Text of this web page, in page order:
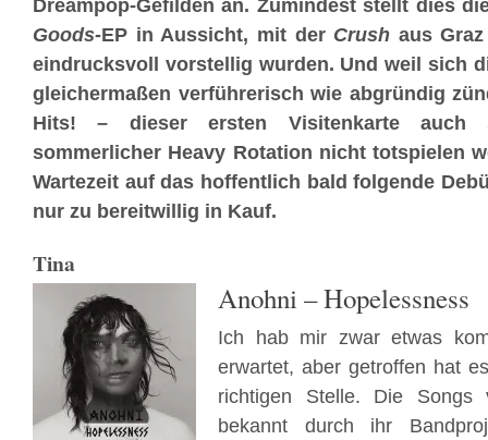
Dreampop-Gefilden an. Zumindest stellt dies
Goods-EP in Aussicht, mit der Crush aus
eindrucksvoll vorstellig wurden. Und weil sich
gleichermaßen verführerisch wie abgründig
Hits! – dieser ersten Visitenkarte auch
sommerlicher Heavy Rotation nicht totspielen
Wartezeit auf das hoffentlich bald folgende
nur zu bereitwillig in Kauf.
Tina
Anohni – Hopelessness
Ich hab mir zwar etwas
erwartet, aber getroffen hat
richtigen Stelle. Die
bekannt durch ihr